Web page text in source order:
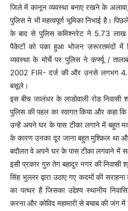
जिले में कानून व्यवस्था बनाए रखने के
पुलिस ने भी महत्वपूर्ण भूमिका निभाई है।
के बाद से पुलिस कमिश्नरेट ने 5.73
पैकेटों को पका हुआ भोजन ज़रूरतमंदों में
व्यवस्था के मोर्चे पर पुलिस ने कर्फ्यू /
2002 FIR- दर्ज की और उनसे लगभग
बसूले।
इस बीच जालंधर के लाडोवाली रोड
पुलिस की पहल का स्वागत किया और कहा
उन्हें अपने घर के पास टीका लगाने में बहुत
के कारण उनका दूर जाना बहुत मुश्किल था
बदौलत वे अपने घर के पास टीका लगवाने में
इसी प्रकार गुरु तेग बहादुर नगर की निवासी
सिंह भुल्लर द्वारा उठाए गए कदमों की
का पत्थर हैं जिसका उद्देश्य स्थानीय
करना और कोविद महामारी से बचाब की जंग में